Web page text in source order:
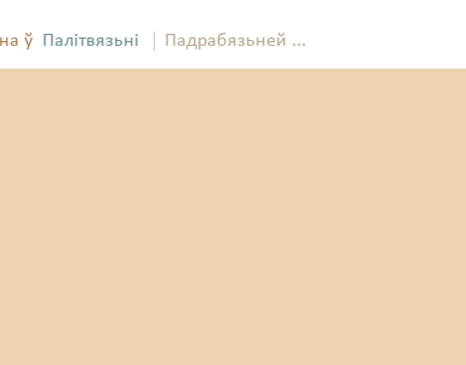
ў Палітвязьні Падрабязьней ...